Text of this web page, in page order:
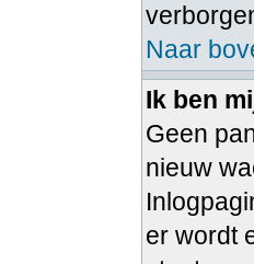
Naar
Ik ben
Geen
nieuw
er wordt